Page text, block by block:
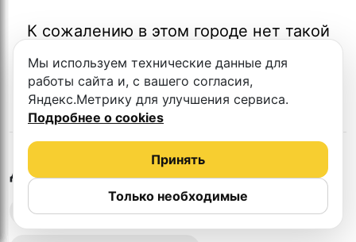
К сожалению в этом городе нет такой
Другие студии в Ейске
Выездная запись подкастов
Мы используем технические данные для
работы сайта и, с вашего согласия,
Яндекс.Метрику для улучшения сервиса.
Подробнее о cookies
Только необходимые
Принять